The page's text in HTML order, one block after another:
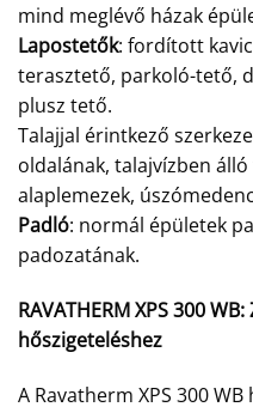
mind meglévő házak
Lapostetők: fordított
terasztető, parkoló-tető,
plusz tető.
Talajjal érintkező
oldalának, talajvízben
alaplemezek,
Padló: normál épületek
padozatának.
RAVATHERM XPS 300 WB:
hőszigeteléshez
A Ravatherm XPS 300